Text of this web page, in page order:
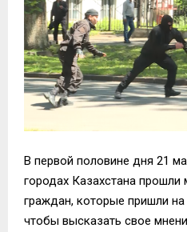
В первой половине дня 21
городах Казахстана
граждан, которые пришли
чтобы высказать свое